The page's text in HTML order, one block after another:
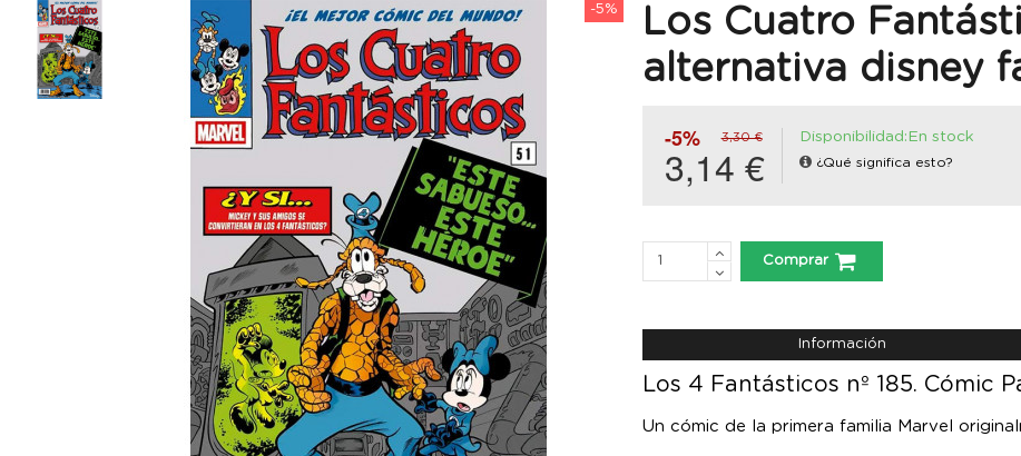
-5%
Los Cuatro
alternativa disney
-5% 3,30 €
3,14 €
Disponibilidad:En stock
¿Qué significa esto?
Comprar
Información
Los 4 Fantásticos nº 185. Cómic
Un cómic de la primera familia Marvel